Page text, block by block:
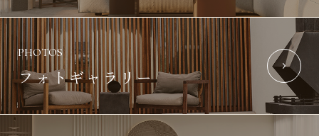
PHOTOS
フォトギャラリー